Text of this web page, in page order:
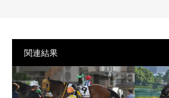
関連結果